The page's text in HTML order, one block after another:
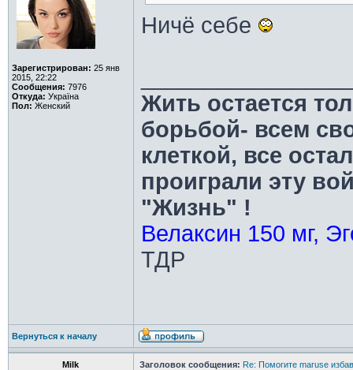
Зарегистрирован: 25 янв
2015, 22:22
Сообщения: 7976
Откуда: Україна
Пол: Женский
Ничё себе
Жить остается
борьбой- всем
клеткой, все
проиграли эту
"Жизнь" !
Велаксин 150 мг,
ТДР
Вернуться к началу
Milk Заголовок сообщения: Re: Помогите maruse